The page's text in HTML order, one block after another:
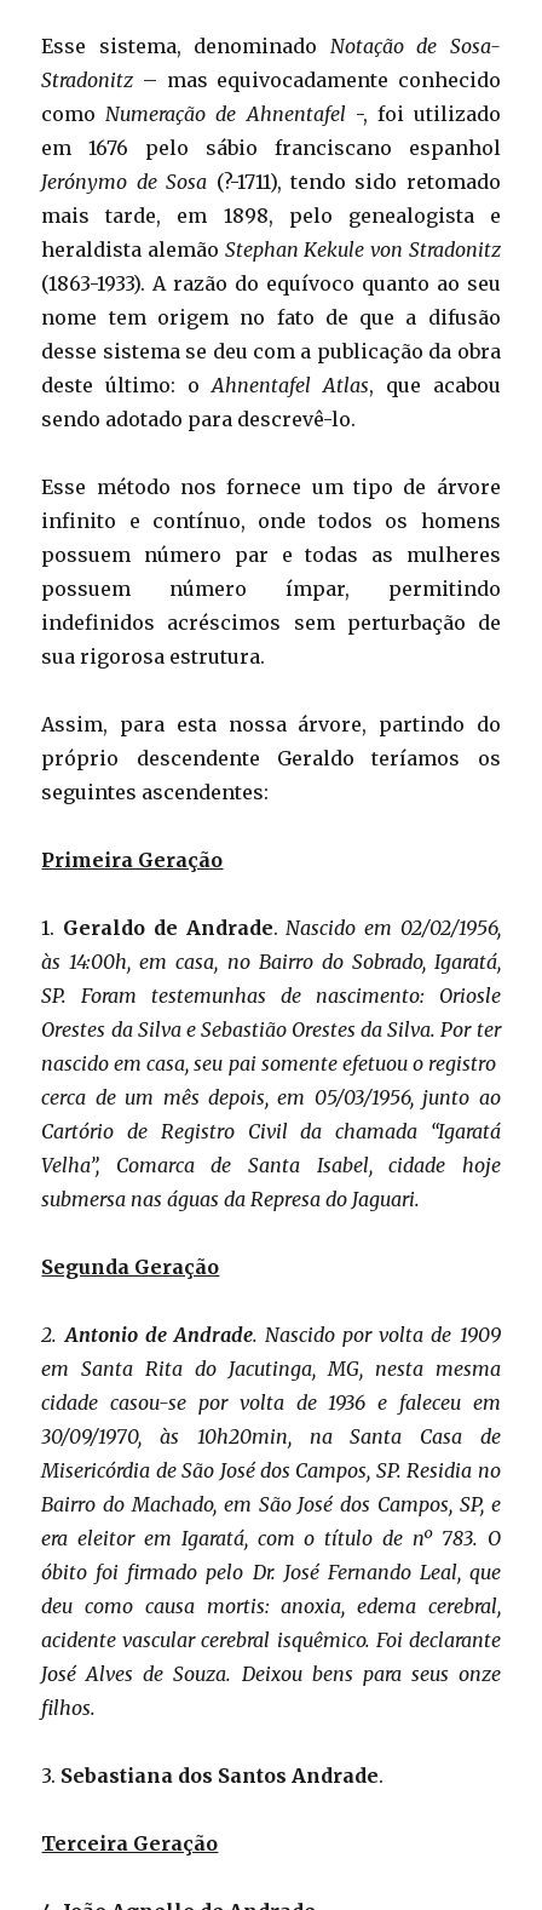
Esse sistema, denominado Notação de Sosa-
Stradonitz – mas equivocadamente conhecido
como Numeração de Ahnentafel -, foi utilizado
em 1676 pelo sábio franciscano espanhol
Jerónymo de Sosa (?-1711), tendo sido retomado
mais tarde, em 1898, pelo genealogista e
heraldista alemão Stephan Kekule von Stradonitz
(1863-1933). A razão do equívoco quanto ao seu
nome tem origem no fato de que a difusão
desse sistema se deu com a publicação da obra
deste último: o Ahnentafel Atlas, que acabou
sendo adotado para descrevê-lo.
Esse método nos fornece um tipo de árvore
infinito e contínuo, onde todos os homens
possuem número par e todas as mulheres
possuem número ímpar, permitindo
indefinidos acréscimos sem perturbação de
sua rigorosa estrutura.
Assim, para esta nossa árvore, partindo do
próprio descendente Geraldo teríamos os
seguintes ascendentes:
Primeira Geração
1. Geraldo de Andrade. Nascido em 02/02/1956,
às 14:00h, em casa, no Bairro do Sobrado, Igaratá,
SP. Foram testemunhas de nascimento: Oriosle
Orestes da Silva e Sebastião Orestes da Silva. Por ter
nascido em casa, seu pai somente efetuou o registro
cerca de um mês depois, em 05/03/1956, junto ao
Cartório de Registro Civil da chamada “Igaratá
Velha”, Comarca de Santa Isabel, cidade hoje
submersa nas águas da Represa do Jaguari.
Segunda Geração
2. Antonio de Andrade. Nascido por volta de 1909
em Santa Rita do Jacutinga, MG, nesta mesma
cidade casou-se por volta de 1936 e faleceu em
30/09/1970, às 10h20min, na Santa Casa de
Misericórdia de São José dos Campos, SP. Residia no
Bairro do Machado, em São José dos Campos, SP, e
era eleitor em Igaratá, com o título de nº 783. O
óbito foi firmado pelo Dr. José Fernando Leal, que
deu como causa mortis: anoxia, edema cerebral,
acidente vascular cerebral isquêmico. Foi declarante
José Alves de Souza. Deixou bens para seus onze
filhos.
3. Sebastiana dos Santos Andrade.
Terceira Geração